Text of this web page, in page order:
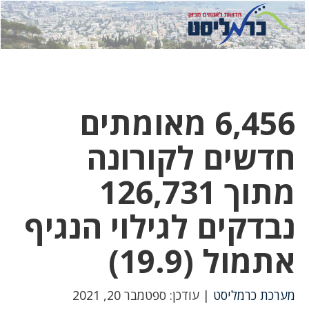
לחץ
כאן
לחץ
כדי
6,456 מאומתים
חדשים לקורונה
מתוך 126,731
נבדקים לגילוי הנגיף
אתמול (19.9)
מערכת כרמליסט | עודכן: ספטמבר 20, 2021